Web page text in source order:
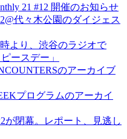
21 #12 開催のお知らせ
代々木公園のダイジェス
より、渋谷のラジオで
ースデー」
のアーカイブ
プログラムのアーカイ
が閉幕。レポート、見逃し